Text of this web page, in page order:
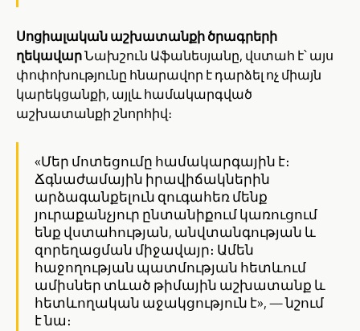
Սոցիալական աշխատանքի ծրագրերի
ղեկավարՆախշուն Աֆանեսյանը, վստահ է՝ այս
փոփոխությունը հնարավոր է դարձել ոչ միայն
կարեկցանքի, այլև համակարգված
աշխատանքի շնորհիվ։
«Մեր մոտեցումը համակարգային է։
Ճգնաժամային իրավիճակներին
արձագանքելուն զուգահեռ մենք
յուրաքանչյուր ընտանիքում կառուցում
ենք վստահության, անվտանգության և
զորեղացման միջավայր։ Ամեն
հաջողության պատմության հետևում
ամիսներ տևած թիմային աշխատանք և
հետևողական աջակցություն է», — նշում
է նա։